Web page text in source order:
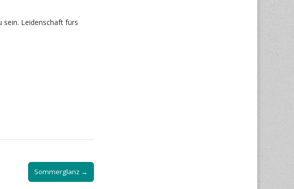
sein. Leidenschaft fürs
Sommerglanz →